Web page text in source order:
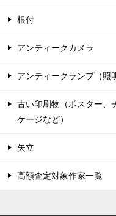
根付
アンティークカメラ
アンティークランプ（照
古い印刷物（ポスター、
ケージなど）
矢立
高額査定対象作家一覧